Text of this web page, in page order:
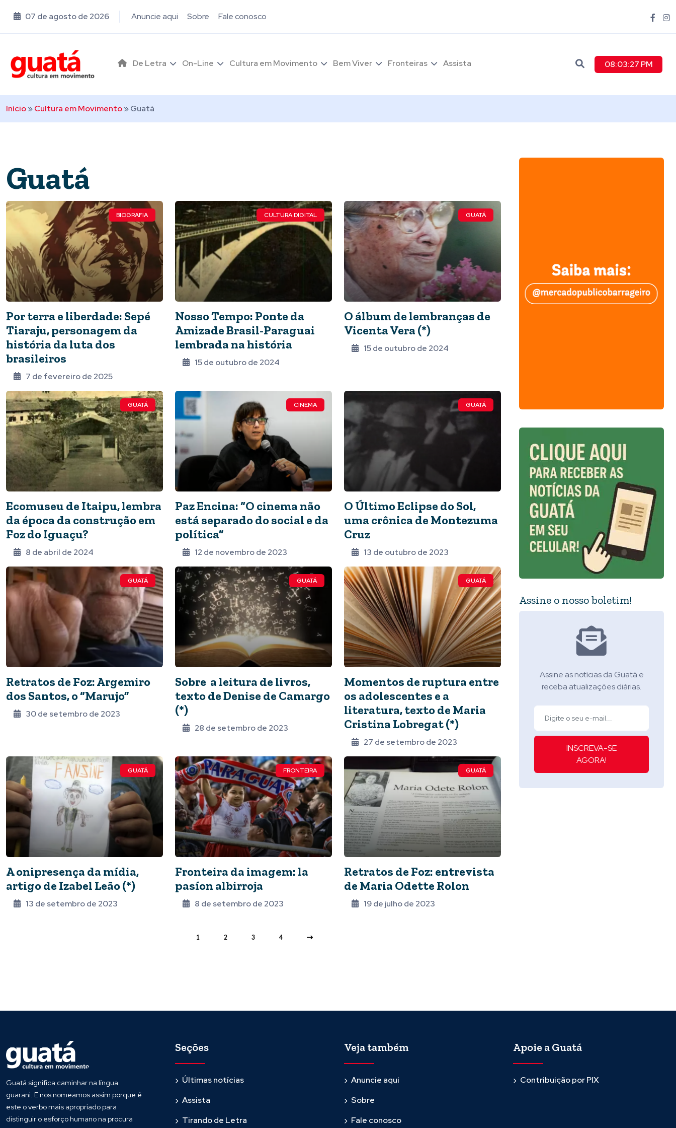
07 de agosto de 2026 Anuncie aqui Sobre Fale conosco
De Letra On-Line Cultura em Movimento Bem Viver Fronteiras Assista 08:03:28 PM
Início»Cultura em Movimento»Guatá
Guatá
BIOGRAFIA
Por terra e liberdade: Sepé
Tiaraju, personagem da
história da luta dos
brasileiros
7 de fevereiro de 2025
CULTURA DIGITAL
Nosso Tempo: Ponte da
Amizade Brasil-Paraguai
lembrada na história
15 de outubro de 2024
GUATÁ
O álbum de lembranças de
Vicenta Vera (*)
15 de outubro de 2024
GUATÁ
Ecomuseu de Itaipu, lembra
da época da construção em
Foz do Iguaçu?
8 de abril de 2024
CINEMA
Paz Encina: “O cinema não
está separado do social e da
política”
12 de novembro de 2023
GUATÁ
O Último Eclipse do Sol,
uma crônica de Montezuma
Cruz
13 de outubro de 2023
GUATÁ
Retratos de Foz: Argemiro
dos Santos, o “Marujo”
30 de setembro de 2023
GUATÁ
Sobre a leitura de livros,
texto de Denise de Camargo
(*)
28 de setembro de 2023
GUATÁ
Momentos de ruptura entre
os adolescentes e a
literatura, texto de Maria
Cristina Lobregat (*)
27 de setembro de 2023
GUATÁ
A onipresença da mídia,
artigo de Izabel Leão (*)
13 de setembro de 2023
FRONTEIRA
Fronteira da imagem: la
pasíon albirroja
8 de setembro de 2023
GUATÁ
Retratos de Foz: entrevista
de Maria Odette Rolon
19 de julho de 2023
1 2 3 4
Assine o nosso boletim!
Assine as notícias da Guatá e
receba atualizações diárias.
INSCREVA-SE
AGORA!
Guatá significa caminhar na língua
guarani. E nos nomeamos assim porque é
este o verbo mais apropriado para
distinguir o esforço humano na procura
Seções
Últimas notícias
Assista
Tirando de Letra
Veja também
Anuncie aqui
Sobre
Fale conosco
Apoie a Guatá
Contribuição por PIX